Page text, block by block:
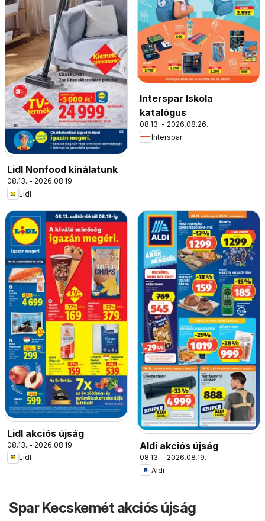
Lidl Nonfood kínálatunk
08.13. - 2026.08.19.
Lidl
Interspar Iskola
katalógus
08.13. - 2026.08.26.
Interspar
Lidl akciós újság
08.13. - 2026.08.19.
Lidl
Aldi akciós újság
08.13. - 2026.08.19.
Aldi
Spar Kecskemét akciós újság